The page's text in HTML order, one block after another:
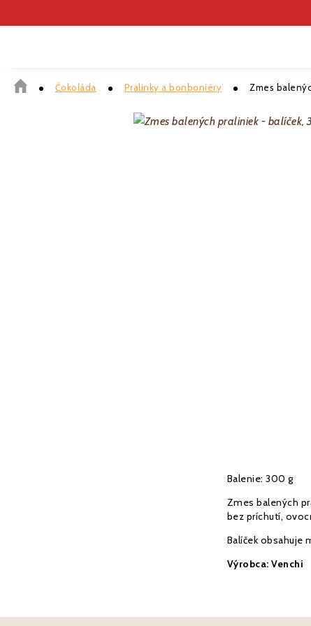
ČOKOLÁDA
DELIKATESY
Čokoláda Pralinky a bonboniéry Zmes
Balenie: 300 g
Zmes balených
bez príchutí,
Balíček obsahuje
Výrobca: Venchi